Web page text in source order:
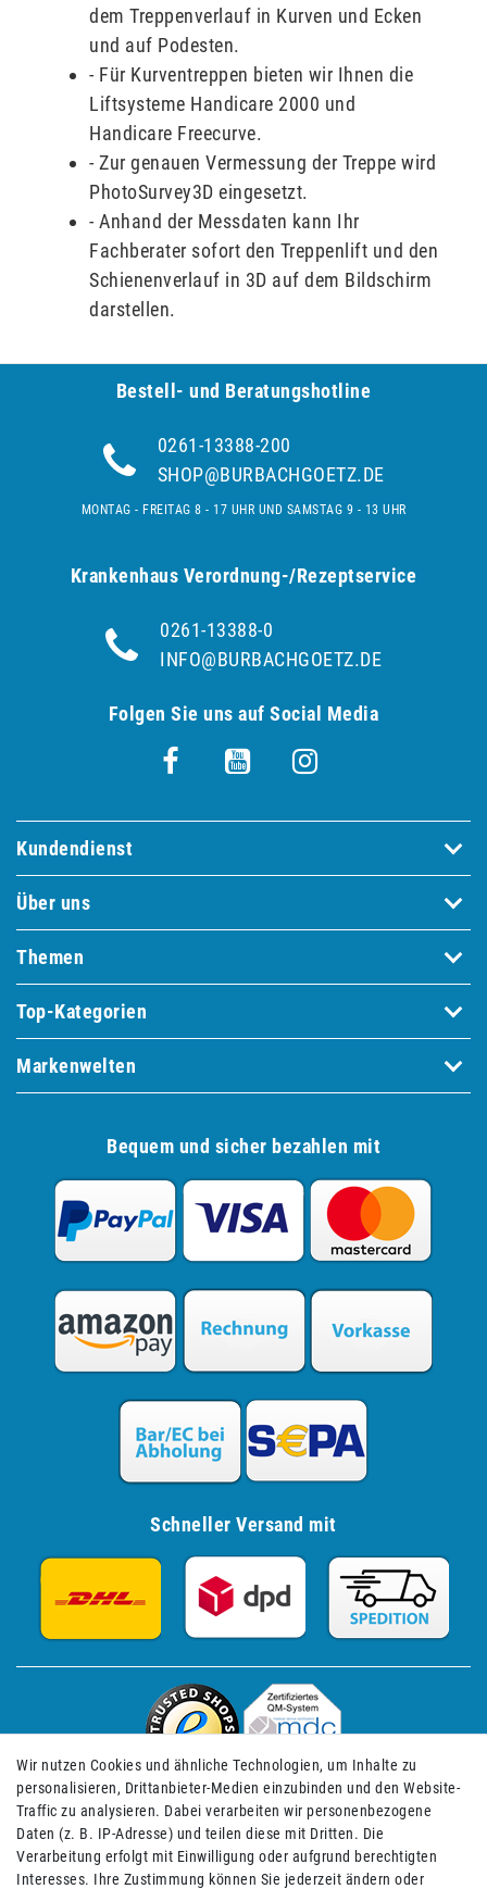
dem Treppenverlauf in Kurven und Ecken
und auf Podesten.
- Für Kurventreppen bieten wir Ihnen die
Liftsysteme Handicare 2000 und
Handicare Freecurve.
- Zur genauen Vermessung der Treppe wird
PhotoSurvey3D eingesetzt.
- Anhand der Messdaten kann Ihr
Fachberater sofort den Treppenlift und den
Schienenverlauf in 3D auf dem Bildschirm
darstellen.
Bestell- und Be­ra­tungs­hot­line
0261-13388-200
SHOP@BURBACHGOETZ.DE
MONTAG - FREITAG 8 - 17 UHR UND SAMSTAG 9 - 13 UHR
Krankenhaus Verordnung-/Rezeptservice
0261-13388-0
INFO@BURBACHGOETZ.DE
Folgen Sie uns auf Social Media
Kundendienst
Über uns
Themen
Top-Kategorien
Markenwelten
Bequem und sicher bezahlen mit
Schneller Versand mit
Impressum Daten­schutz­erklärung AGB
Wir nutzen Cookies und ähnliche Technologien, um Inhalte zu
personalisieren, Drittanbieter-Medien einzubinden und den Website-
Traffic zu analysieren. Dabei verarbeiten wir personenbezogene
Daten (z. B. IP-Adresse) und teilen diese mit Dritten. Die
Verarbeitung erfolgt mit Einwilligung oder aufgrund berechtigten
Interesses. Ihre Zustimmung können Sie jederzeit ändern oder